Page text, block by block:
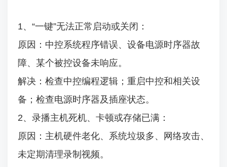
1、“一键”无法正常启动或关闭：
原因：中控系统程序错误、设备电源时序器故
障、某个被控设备未响应。
解决：检查中控编程逻辑；重启中控和相关设
备；检查电源时序器及插座状态。
2、录播主机死机、卡顿或存储已满：
原因：主机硬件老化、系统垃圾多、网络攻击、
未定期清理录制视频。